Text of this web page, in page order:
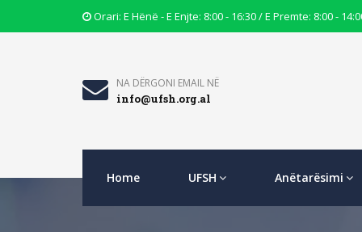
Opening
Icon
Orari: E Hënë - E Enjte: 8:00 - 16:30 / E Premte: 8:00 -
Email
Icon
NA DËRGONI EMAIL NË
info@ufsh.org.al
Home UFSH Anëtarësimi